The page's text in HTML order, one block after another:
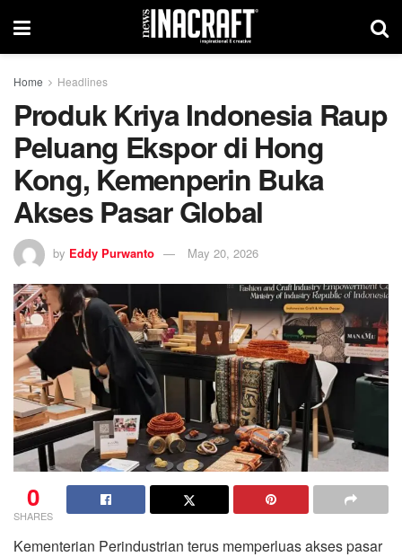
Home Headlines
Produk Kriya Indonesia Raup
Peluang Ekspor di Hong
Kong, Kemenperin Buka
Akses Pasar Global
by Eddy Purwanto May 20, 2026
0
SHARES
Kementerian Perindustrian terus memperluas akses pasar